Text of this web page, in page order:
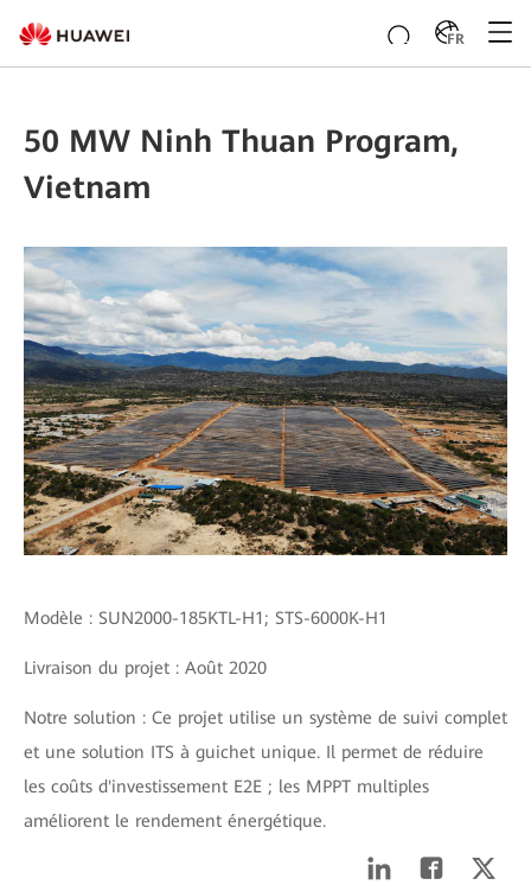
FR
50 MW Ninh Thuan Program,
Vietnam
Modèle : SUN2000-185KTL-H1; STS-6000K-H1
Livraison du projet : Août 2020
Notre solution : Ce projet utilise un système de suivi complet
et une solution ITS à guichet unique. Il permet de réduire
les coûts d'investissement E2E ; les MPPT multiples
améliorent le rendement énergétique.